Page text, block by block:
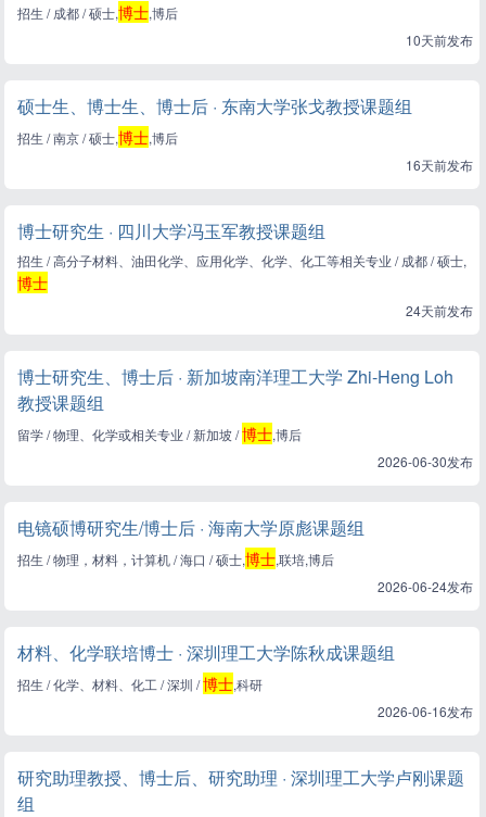
招生 / 成都 / 硕士,博士,博后
10天前发布
硕士生、博士生、博士后 · 东南大学张戈教授课题组
招生 / 南京 / 硕士,博士,博后
16天前发布
博士研究生 · 四川大学冯玉军教授课题组
招生 / 高分子材料、油田化学、应用化学、化学、化工等相关专业 / 成都 / 硕士,
博士
24天前发布
博士研究生、博士后 · 新加坡南洋理工大学 Zhi-Heng Loh
教授课题组
留学 / 物理、化学或相关专业 / 新加坡 /博士,博后
2026-06-30发布
电镜硕博研究生/博士后 · 海南大学原彪课题组
招生 / 物理，材料，计算机 / 海口 / 硕士,博士,联培,博后
2026-06-24发布
材料、化学联培博士 · 深圳理工大学陈秋成课题组
招生 / 化学、材料、化工 / 深圳 /博士,科研
2026-06-16发布
研究助理教授、博士后、研究助理 · 深圳理工大学卢刚课题
组